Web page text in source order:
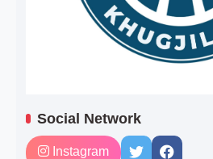
Social Network
Instagram